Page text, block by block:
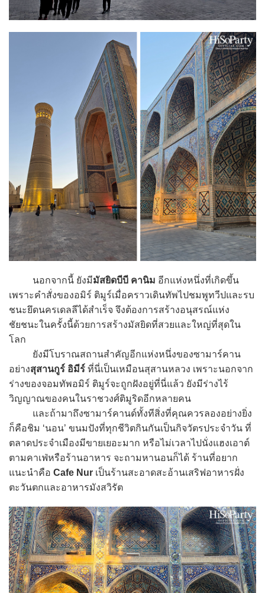
นอกจากนี้ ยังมีมัสยิดบีบี คานิม อีกแห่งหนึ่งที่เกิดขึ้น
เพราะคำสั่งของอมิร์ ติมูร์เมื่อคราวเดินทัพไปชมพูทวีปและรบ
ชนะยึดนครเดลลีได้สำเร็จ จึงต้องการสร้างอนุสรณ์แห่ง
ชัยชนะในครั้งนี้ด้วยการสร้างมัสยิดที่สวยและใหญ่ที่สุดใน
โลก
ยังมีโบราณสถานสำคัญอีกแห่งหนึ่งของซามาร์คาน
อย่างสุสานกูร์ อิมีร์ ที่นี่เป็นเหมือนสุสานหลวง เพราะนอกจาก
ร่างของจอมทัพอมิร์ ติมูร์จะถูกฝังอยู่ที่นี่แล้ว ยังมีร่างไร้
วิญญาณของคนในราชวงศ์ติมูริดอีกหลายคน
และถ้ามาถึงซามาร์คานด์ทั้งทีสิ่งที่คุณควรลองอย่างยิ่ง
ก็คือชิม ‘นอน’ ขนมปังที่ทุกชีวิตกินกันเป็นกิจวัตรประจำวัน ที่
ตลาดประจำเมืองมีขายเยอะมาก หรือไม่เวลาไปนั่งแฮงเอาต์
ตามคาเฟ่หรือร้านอาหาร จะถามหานอนก็ได้ ร้านที่อยาก
แนะนำคือ Cafe Nur เป็นร้านสะอาดสะอ้านเสริฟอาหารฝั่ง
ตะวันตกและอาหารมังสวิรัต